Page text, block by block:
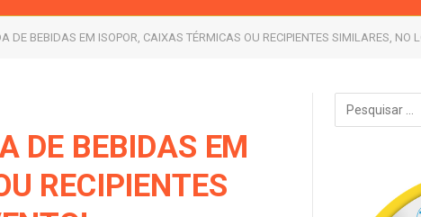
DE BEBIDAS EM ISOPOR, CAIXAS TÉRMICAS OU RECIPIENTES SIMILARES, NO
DE BEBIDAS EM
RECIPIENTES